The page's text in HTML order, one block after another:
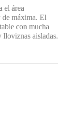
el área
de máxima. El
con mucha
lloviznas aisladas.